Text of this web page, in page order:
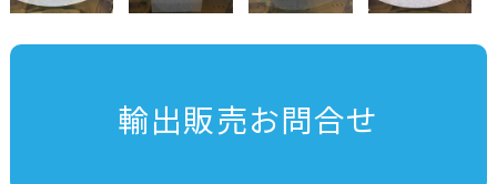
輸出販売お問合せ